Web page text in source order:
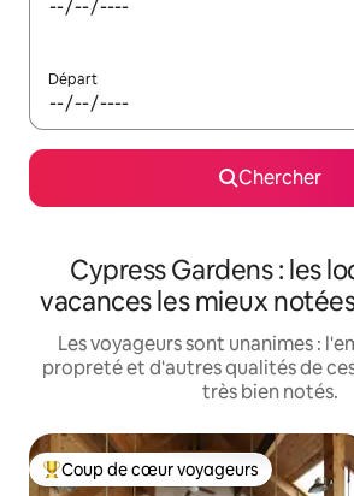
Départ
Chercher
Cypress Gardens : les
vacances les mieux
Les voyageurs sont unanimes :
propreté et d'autres qualités de
très bien notés.
Coup de cœur voyageurs parmi les plus
Coup de cœur voyageurs